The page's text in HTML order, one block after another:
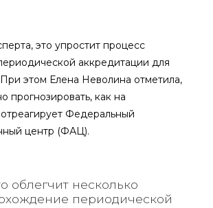
это упростит процесс
аккредитации для
этом Елена Неволина отметила,
прогнозировать, как на
Федеральный
центр (ФАЦ).
облегчит несколько
периодической